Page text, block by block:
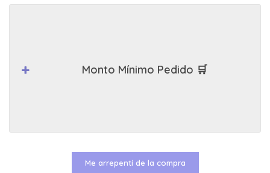
Monto Mínimo Pedido 🛒
Me arrepentí de la compra